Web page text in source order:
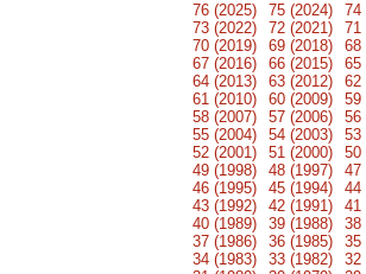
76 (2025) 75 (2024)
74
73 (2022)
72 (2021)
71
70 (2019)
69 (2018)
68
67 (2016)
66 (2015)
65
64 (2013)
63 (2012)
62
61 (2010)
60 (2009)
59
58 (2007)
57 (2006)
56
55 (2004)
54 (2003)
53
52 (2001)
51 (2000)
50
49 (1998)
48 (1997)
47
46 (1995)
45 (1994)
44
43 (1992)
42 (1991)
41
40 (1989)
39 (1988)
38
37 (1986)
36 (1985)
35
34 (1983)
33 (1982)
32